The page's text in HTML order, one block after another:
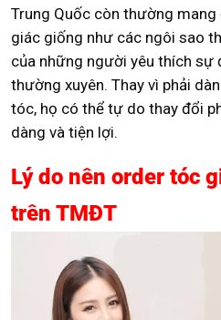
Trung Quốc còn thường
giác giống như các ngôi sao
của những người yêu thích sự
thường xuyên. Thay vì phải
tóc, họ có thể tự do thay đổi
dàng và tiện lợi.
Lý do nên order tóc
trên TMĐT